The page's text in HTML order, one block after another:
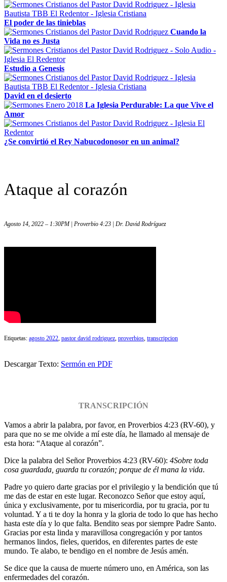
El poder de las tinieblas
Cuando la
Vida no es Justa
Estudio a Genesis
David en el desierto
La Iglesia Perdurable: La que Vive el
Amor
¿Se convirtió el Rey Nabucodonosor en un animal?
Ataque al corazón
Agosto 14, 2022 – 1:30PM | Proverbio 4:23 | Dr. David Rodríguez
Etiquetas: agosto 2022 pastor david rodriguez proverbios transcripcion
Descargar Texto: Sermón en PDF
TRANSCRIPCIÓN
Vamos a abrir la palabra, por favor, en Proverbios 4:23 (RV-60), y
para que no se me olvide a mí este día, he llamado al mensaje de
esta hora: “Ataque al corazón”.
Dice la palabra del Señor Proverbios 4:23 (RV-60): 4Sobre toda
cosa guardada, guarda tu corazón; porque de él mana la vida.
Padre yo quiero darte gracias por el privilegio y la bendición que tú
me das de estar en este lugar. Reconozco Señor que estoy aquí,
única y exclusivamente, por tu misericordia, por tu gracia, por tu
voluntad. Y a ti te doy la honra y la gloria de todo lo que has hecho
hasta este día y lo que falta. Bendito seas por siempre Padre Santo.
Gracias por esta linda y maravillosa congregación y por tantos
hermanos lindos, fieles, queridos, en diferentes partes de este
mundo. Te alabo, te bendigo en el nombre de Jesús amén.
Se dice que la causa de muerte número uno, en América, son las
enfermedades del corazón.